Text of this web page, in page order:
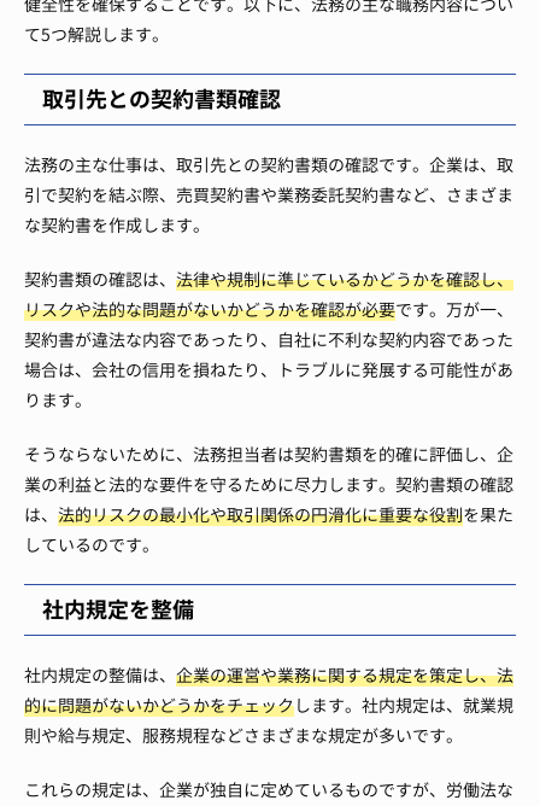
健全性を確保することです。以下に、法務の主な職務内容につい
て5つ解説します。
取引先との契約書類確認
法務の主な仕事は、取引先との契約書類の確認です。企業は、取
引で契約を結ぶ際、売買契約書や業務委託契約書など、さまざま
な契約書を作成します。
契約書類の確認は、 法律や規制に準じているかどうかを確認し、
リスクや法的な問題がないかどうかを確認が必要です。万が一、
契約書が違法な内容であったり、自社に不利な契約内容であった
場合は、会社の信用を損ねたり、トラブルに発展する可能性があ
ります。
そうならないために、法務担当者は契約書類を的確に評価し、企
業の利益と法的な要件を守るために尽力します。契約書類の確認
は、 法的リスクの最小化や取引関係の円滑化に重要な役割を果た
しているのです。
社内規定を整備
社内規定の整備は、 企業の運営や業務に関する規定を策定し、法
的に問題がないかどうかをチェックします。社内規定は、就業規
則や給与規定、服務規程などさまざまな規定が多いです。
これらの規定は、企業が独自に定めているものですが、労働法な